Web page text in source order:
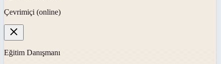
Çevrimiçi (online)
Eğitim Danışmanı